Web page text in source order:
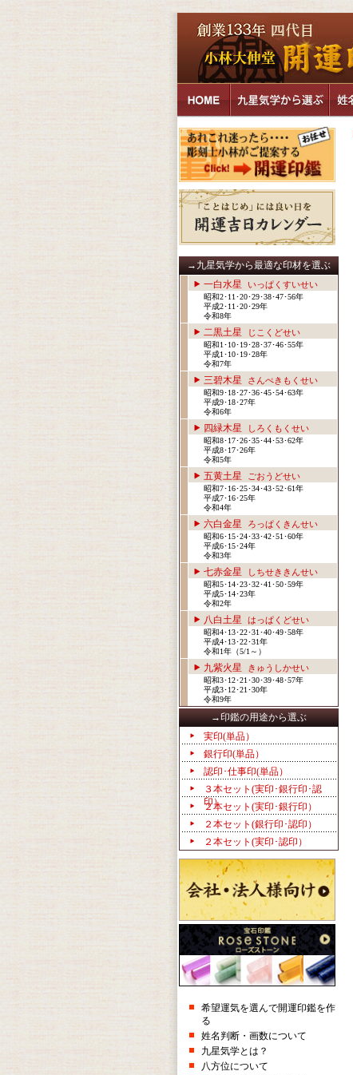
→九星気学から最適な印材を選ぶ
一白水星
いっぱくすいせい
昭和2･11･20･29･38･47･56年
平成2･11･20･29年
令和8年
二黒土星 じこくどせい
昭和1･10･19･28･37･46･55年
平成1･10･19･28年
令和7年
三碧木星 さんぺきもくせい
昭和9･18･27･36･45･54･63年
平成9･18･27年
令和6年
四緑木星 しろくもくせい
昭和8･17･26･35･44･53･62年
平成8･17･26年
令和5年
五黄土星 ごおうどせい
昭和7･16･25･34･43･52･61年
平成7･16･25年
令和4年
六白金星 ろっぱくきんせい
昭和6･15･24･33･42･51･60年
平成6･15･24年
令和3年
七赤金星 しちせききんせい
昭和5･14･23･32･41･50･59年
平成5･14･23年
令和2年
八白土星 はっぱくどせい
昭和4･13･22･31･40･49･58年
平成4･13･22･31年
令和1年（5/1～）
九紫火星 きゅうしかせい
昭和3･12･21･30･39･48･57年
平成3･12･21･30年
令和9年
→印鑑の用途から選ぶ
実印(単品）
銀行印(単品）
認印･仕事印(単品）
３本セット(実印･銀行印･認
印）
２本セット(実印･銀行印）
２本セット(銀行印･認印）
２本セット(実印･認印）
希望運気を選んで開運印鑑を作
る
姓名判断・画数について
九星気学とは？
八方位について